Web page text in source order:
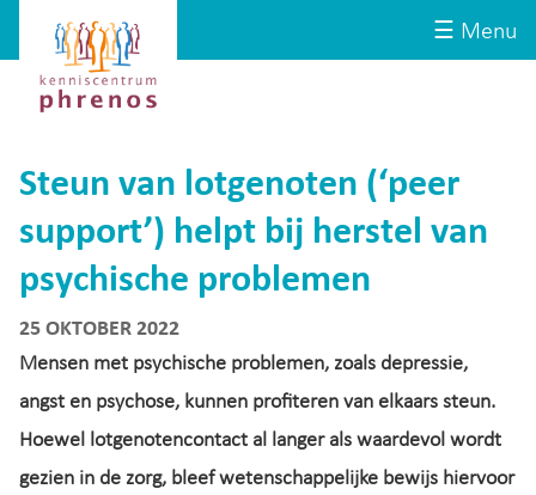
☰ Menu
Kenniscentrum
Phrenos
website
Steun van lotgenoten (‘peer
support’) helpt bij herstel van
psychische problemen
25 OKTOBER 2022
Mensen met psychische problemen, zoals depressie,
angst en psychose, kunnen profiteren van elkaars steun.
Hoewel lotgenotencontact al langer als waardevol wordt
gezien in de zorg, bleef wetenschappelijke bewijs hiervoor